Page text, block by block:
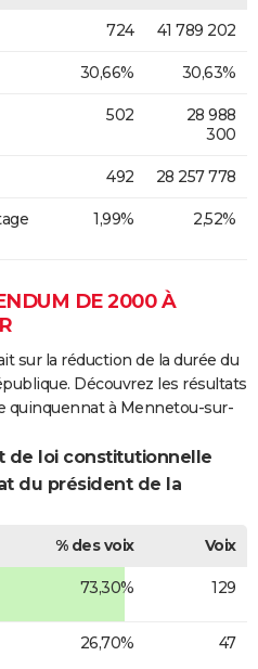
724 41 789 202
30,66% 30,63%
502
28 988
300
492 28 257 778
1,99% 2,52%
DE 2000 À
sur la réduction de la durée du
Découvrez les résultats
quinquennat à Mennetou-sur-
de loi constitutionnelle
du président de la
% des voix
Voix
73,30% 129
26,70% 47